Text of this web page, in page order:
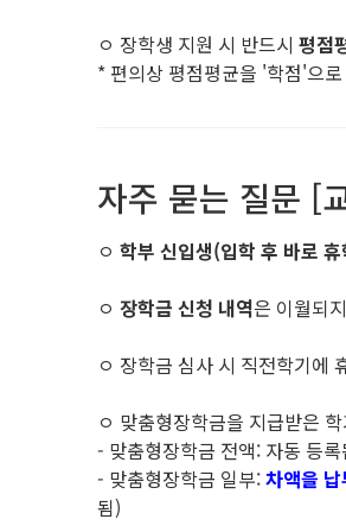
ㅇ 장학생 지원 시 반드시 평점
* 편의상 평점평균을 '학점'으
자주 묻는 질문 [
ㅇ 학부 신입생(입학 후 바로
ㅇ 장학금 신청 내역은 이월되
ㅇ 장학금 심사 시 직전학기에
ㅇ 맞춤형장학금을 지급받은
- 맞춤형장학금 전액: 자동 등
- 맞춤형장학금 일부:차액을
됨)